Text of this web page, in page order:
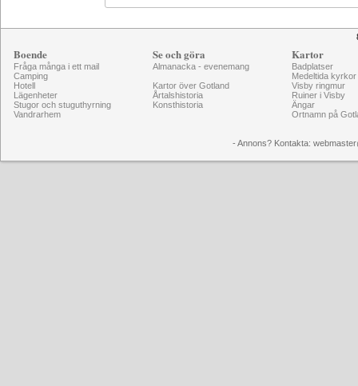
Boende
Fråga många i ett mail
Camping
Hotell
Lägenheter
Stugor och stuguthyrning
Vandrarhem
Se och göra
Almanacka - evenemang
Kartor över Gotland
Årtalshistoria
Konsthistoria
Kartor
Badplatser
Medeltida kyrkor
Visby ringmur
Ruiner i Visby
Ängar
Ortnamn på
- Annons? Kontakta: